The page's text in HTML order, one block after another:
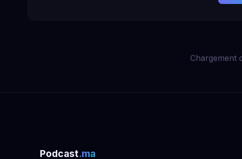
Chargement
Podcast.ma